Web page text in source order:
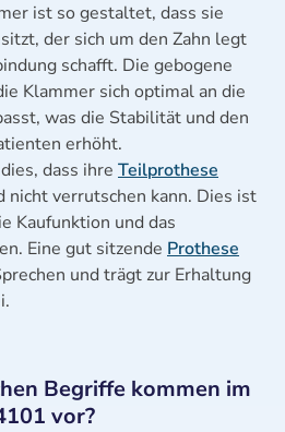
ist so gestaltet, dass sie
der sich um den Zahn legt
schafft. Die gebogene
Klammer sich optimal an die
was die Stabilität und den
erhöht.
dass ihre Teilprothese
nicht verrutschen kann. Dies ist
Kaufunktion und das
Eine gut sitzende Prothese
und trägt zur Erhaltung
Begriffe kommen im
vor?